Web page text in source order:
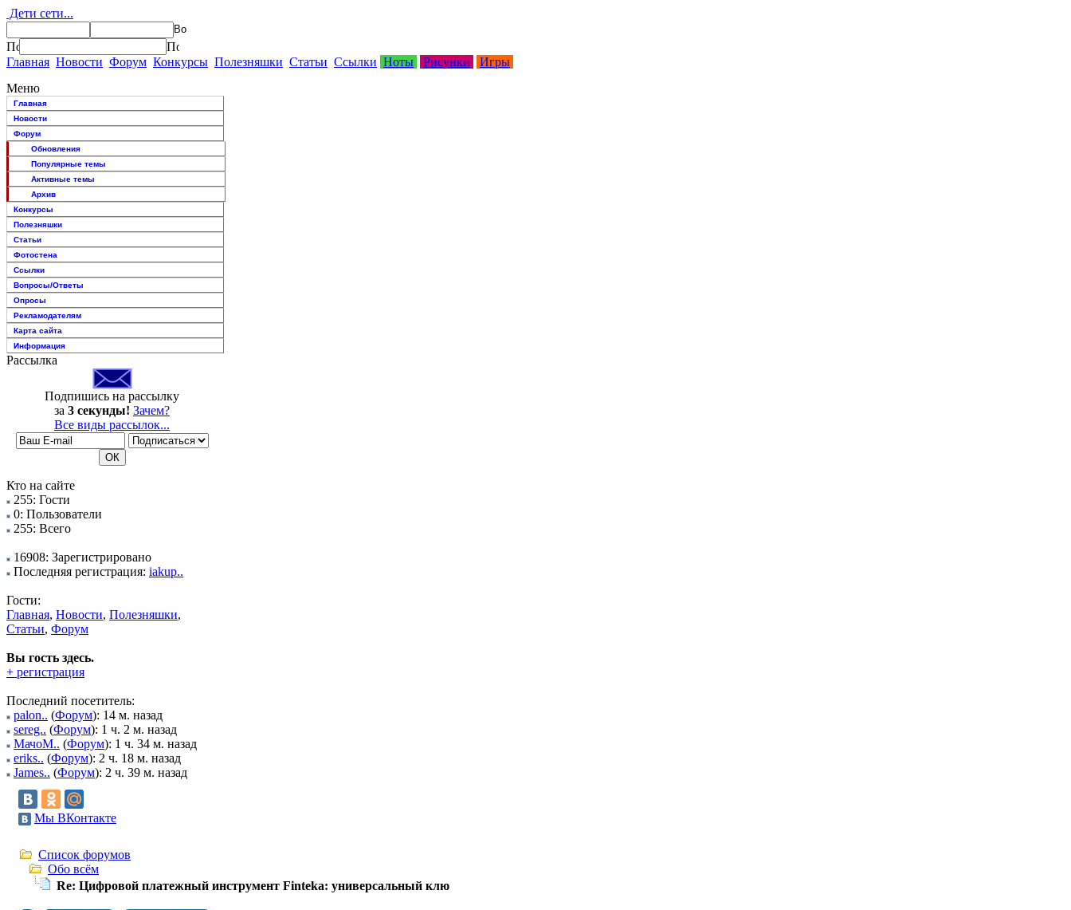
Дети сети...
Главная Новости Форум Конкурсы Полезняшки Статьи Ссылки Ноты Рисунки
Игры
Меню
Главная
Новости
Форум
Обновления
Популярные темы
Активные темы
Архив
Конкурсы
Полезняшки
Статьи
Фотостена
Ссылки
Вопросы/Ответы
Опросы
Рекламодателям
Карта сайта
Информация
Рассылка
Подпишись на рассылку
за 3 секунды! Зачем?
Все виды рассылок...
Кто на сайте
255: Гости
0: Пользователи
255: Всего
16908: Зарегистрировано
Последняя регистрация: iakup..
Гости:
Главная, Новости, Полезняшки,
Статьи, Форум
Вы гость здесь.
+ регистрация
Последний посетитель:
palon.. (Форум): 14 м. назад
sereg.. (Форум): 1 ч. 2 м. назад
МачоМ.. (Форум): 1 ч. 34 м. назад
eriks.. (Форум): 2 ч. 18 м. назад
James.. (Форум): 2 ч. 39 м. назад
Мы ВКонтакте
Список форумов
Обо всём
Re: Цифровой платежный инструмент Finteka: универсальный клю